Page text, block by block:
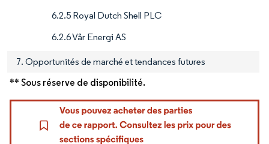
6.2.5 Royal Dutch Shell PLC
6.2.6 Vår Energi AS
7. Opportunités de marché et tendances futures
** Sous réserve de disponibilité.